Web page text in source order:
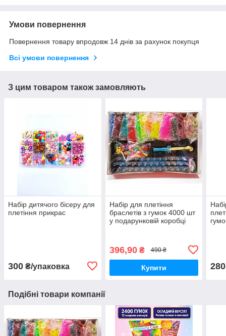
Умови повернення
Повернення товару впродовж 14 днів за рахунок покупця
Всі умови повернення
З цим товаром також замовляють
Набір дитячого бісеру для
плетіння прикрас
300 ₴/упаковка
Набір для плетіння
браслетів з гумок 4000 шт
у подарунковій коробці
розбірним верстатом та
396,90₴ 490 ₴
Купити 280
Подібні товари компанії